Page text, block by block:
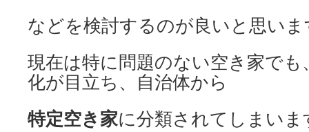
などを検討するのが良いと思いま
現在は特に問題のない空き家で
化が目立ち、自治体から
特定空き家に分類されてしまいま